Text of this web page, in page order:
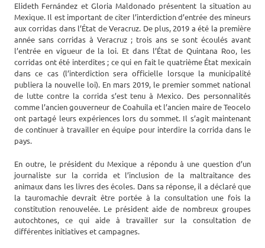
Elideth Fernández et Gloria Maldonado présentent la situation au
Mexique. Il est important de citer l’interdiction d’entrée des mineurs
aux corridas dans l’État de Veracruz. De plus, 2019 a été la première
année sans corridas à Veracruz ; trois ans se sont écoulés avant
l’entrée en vigueur de la loi. Et dans l’État de Quintana Roo, les
corridas ont été interdites ; ce qui en fait le quatrième État mexicain
dans ce cas (l’interdiction sera officielle lorsque la municipalité
publiera la nouvelle loi). En mars 2019, le premier sommet national
de lutte contre la corrida s’est tenu à Mexico. Des personnalités
comme l’ancien gouverneur de Coahuila et l’ancien maire de Teocelo
ont partagé leurs expériences lors du sommet. Il s’agit maintenant
de continuer à travailler en équipe pour interdire la corrida dans le
pays.
En outre, le président du Mexique a répondu à une question d’un
journaliste sur la corrida et l’inclusion de la maltraitance des
animaux dans les livres des écoles. Dans sa réponse, il a déclaré que
la tauromachie devrait être portée à la consultation une fois la
constitution renouvelée. Le président aide de nombreux groupes
autochtones, ce qui aide à travailler sur la consultation de
différentes initiatives et campagnes.